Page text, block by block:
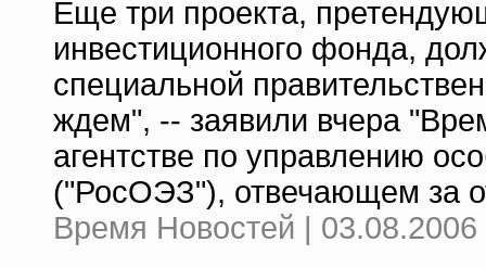
Еще три проекта,
инвестиционного фонда,
специальной
ждем", -- заявили вчера
агентстве по управлению
("РосОЭЗ"), отвечающем за
Время Новостей | 03.08.2006